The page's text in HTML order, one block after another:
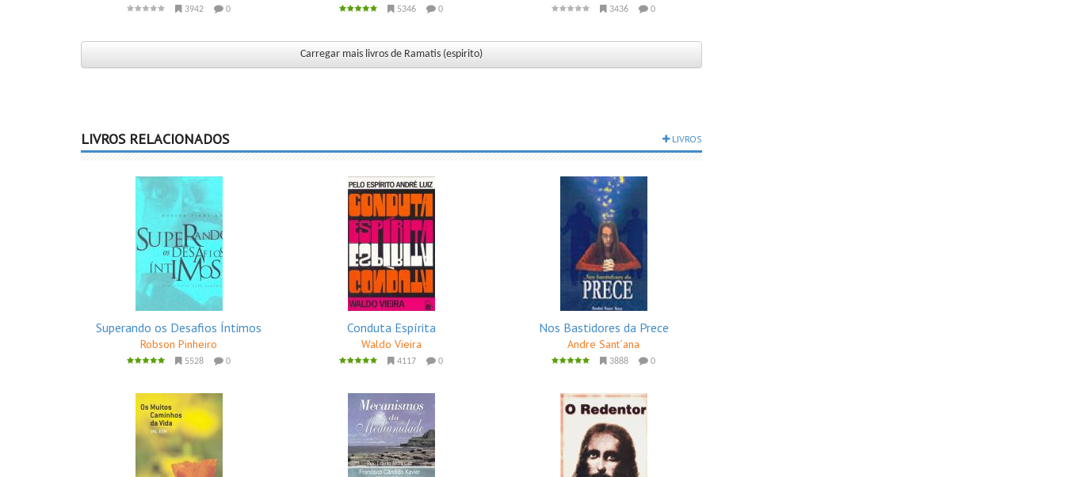
3942 0 5346 0 3436 0
Carregar mais livros de Ramatis (espirito)
LIVROS RELACIONADOS LIVROS
Superando os Desafios Íntimos
Robson Pinheiro
5528 0
Conduta Espírita
Waldo Vieira
4117 0
Nos Bastidores da Prece
Andre Sant´ana
3888 0